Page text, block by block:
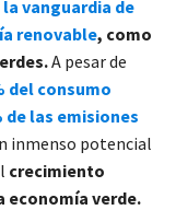
la vanguardia de
renovable, como
A pesar de
del consumo
de las emisiones
inmenso potencial
crecimiento
economía verde.